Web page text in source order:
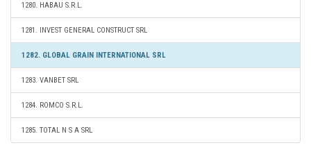
1280. HABAU S.R.L.
1281. INVEST GENERAL CONSTRUCT SRL
1282. GLOBAL GRAIN INTERNATIONAL SRL
1283. VANBET SRL
1284. ROMCO S.R.L.
1285. TOTAL N S A SRL